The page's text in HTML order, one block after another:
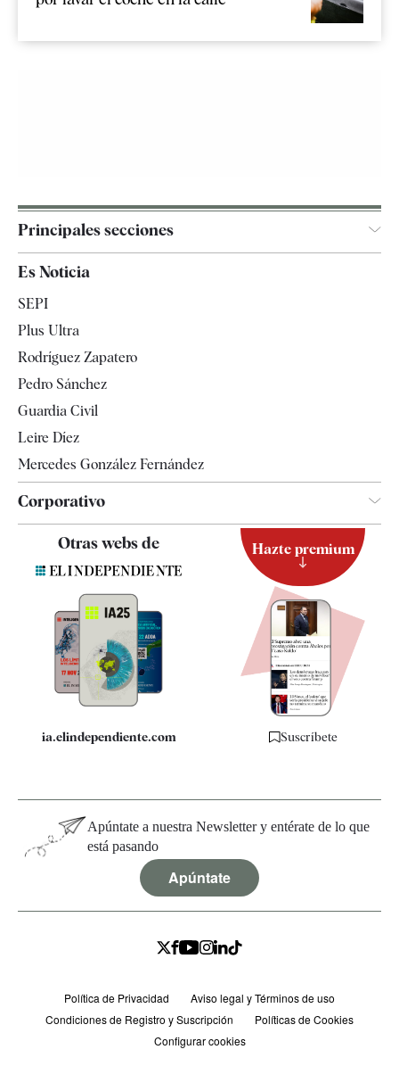
Principales secciones
Televisión
Es Noticia
SEPI
Plus Ultra
Rodríguez Zapatero
Pedro Sánchez
Guardia Civil
Leire Díez
Mercedes González Fernández
Corporativo
Quiénes somos
Especificaciones
Otras webs de
ia.elindependiente.com
Hazte premium
Suscríbete
Apúntate a nuestra Newsletter y entérate de lo que
está pasando
Apúntate
Política de Privacidad
Aviso legal y Términos de uso
Condiciones de Registro y Suscripción
Políticas de Cookies
Configurar cookies